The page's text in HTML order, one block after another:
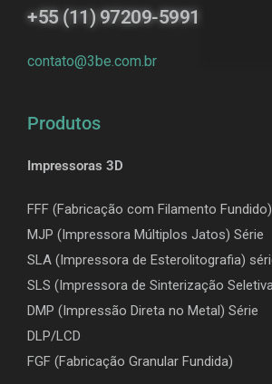
+55 (11) 97209-5991
contato@3be.com.br
Produtos
Impressoras 3D
FFF (Fabricação com Filamento Fundido)
MJP (Impressora Múltiplos Jatos) Série
SLA (Impressora de Esterolitografia)
SLS (Impressora de Sinterização
DMP (Impressão Direta no Metal) Série
DLP/LCD
FGF (Fabricação Granular Fundida)